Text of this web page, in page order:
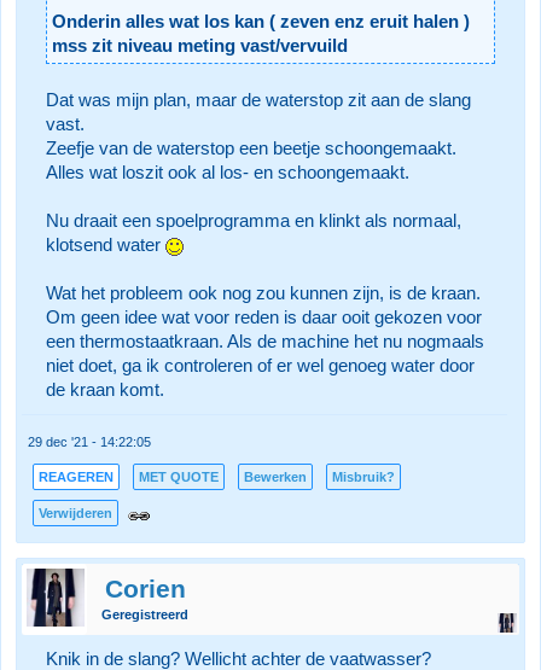
Onderin alles wat los kan ( zeven enz eruit halen )
mss zit niveau meting vast/vervuild
Dat was mijn plan, maar de waterstop zit aan de slang
vast.
Zeefje van de waterstop een beetje schoongemaakt.
Alles wat loszit ook al los- en schoongemaakt.
Nu draait een spoelprogramma en klinkt als normaal,
klotsend water
Wat het probleem ook nog zou kunnen zijn, is de kraan.
Om geen idee wat voor reden is daar ooit gekozen voor
een thermostaatkraan. Als de machine het nu nogmaals
niet doet, ga ik controleren of er wel genoeg water door
de kraan komt.
29 dec '21 - 14:22:05
REAGEREN MET QUOTE Bewerken Misbruik?
Verwijderen
Corien
Geregistreerd
Knik in de slang? Wellicht achter de vaatwasser?